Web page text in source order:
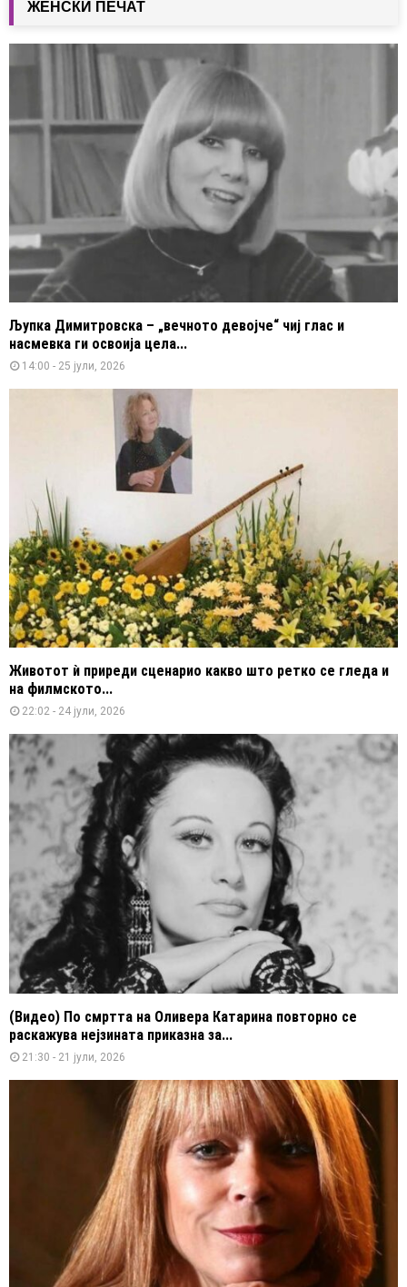
ЖЕНСКИ ПЕЧАТ
Љупка Димитровска – „вечното девојче“ чиј глас и
насмевка ги освоија цела...
14:00 - 25 јули, 2026
Животот ѝ приреди сценарио какво што ретко се гледа и
на филмското...
22:02 - 24 јули, 2026
(Видео) По смртта на Оливера Катарина повторно се
раскажува нејзината приказна за...
21:30 - 21 јули, 2026